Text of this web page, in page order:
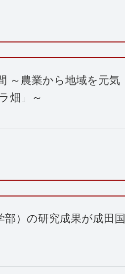
～農業から地域を元気
畑」～
）の研究成果が成田国